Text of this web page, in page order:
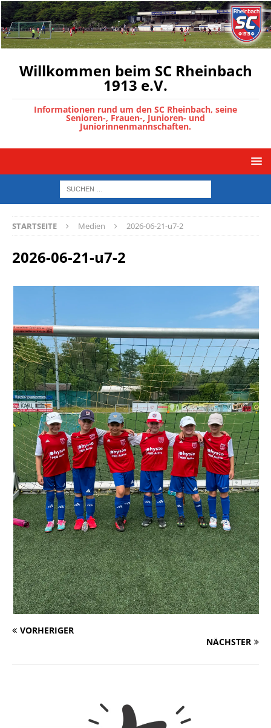
Willkommen beim SC Rheinbach
1913 e.V.
Informationen rund um den SC Rheinbach, seine
Senioren-, Frauen-, Junioren- und
Juniorinnenmannschaften.
STARTSEITE Medien 2026-06-21-u7-2
2026-06-21-u7-2
VORHERIGER
NÄCHSTER